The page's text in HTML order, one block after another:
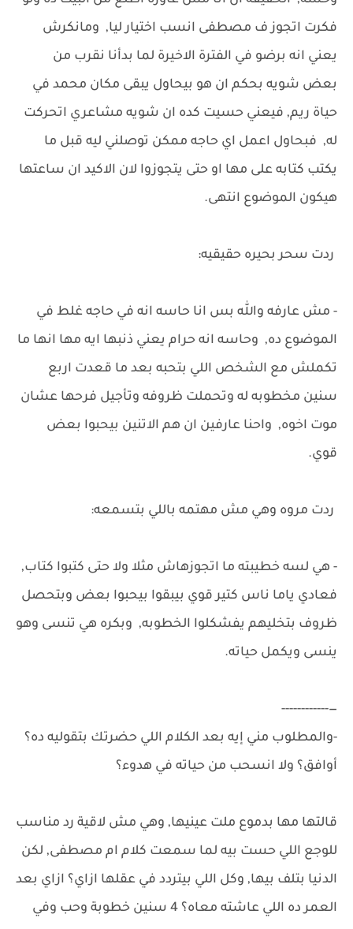
فكرت اتجوز ف مصطفى انسب اختيار ليا, ومانكرش
يعني انه برضو في الفترة الاخيرة لما بدأنا نقرب من
بعض شويه بحكم ان هو بيحاول يبقى مكان محمد في
حياة ريم, فيعني حسيت كده ان شويه مشاعري اتحركت
له, فبحاول اعمل اي حاجه ممكن توصلني ليه قبل ما
يكتب كتابه على مها او حتى يتجوزوا لان الاكيد ان ساعتها
هيكون الموضوع انتهى.
ردت سحر بحيره حقيقيه:
- مش عارفه والله بس انا حاسه انه في حاجه غلط في
الموضوع ده, وحاسه انه حرام يعني ذنبها ايه مها انها ما
تكملش مع الشخص اللي بتحبه بعد ما قعدت اربع
سنين مخطوبه له وتحملت ظروفه وتأجيل فرحها عشان
موت اخوه, واحنا عارفين ان هم الاتنين بيحبوا بعض
قوي.
ردت مروه وهي مش مهتمه باللي بتسمعه:
- هي لسه خطيبته ما اتجوزهاش مثلا ولا حتى كتبوا كتاب,
فعادي ياما ناس كتير قوي بيبقوا بيحبوا بعض وبتحصل
ظروف بتخليهم يفشكلوا الخطوبه, وبكره هي تنسى وهو
ينسى ويكمل حياته.
—------------
-والمطلوب مني إيه بعد الكلام اللي حضرتك بتقوليه ده؟
أوافق؟ ولا انسحب من حياته في هدوء؟
قالتها مها بدموع ملت عينيها, وهي مش لاقية رد مناسب
للوجع اللي حست بيه لما سمعت كلام ام مصطفى, لكن
الدنيا بتلف بيها, وكل اللي بيتردد في عقلها ازاي؟ ازاي بعد
العمر ده اللي عاشته معاه؟ 4 سنين خطوبة وحب وفي